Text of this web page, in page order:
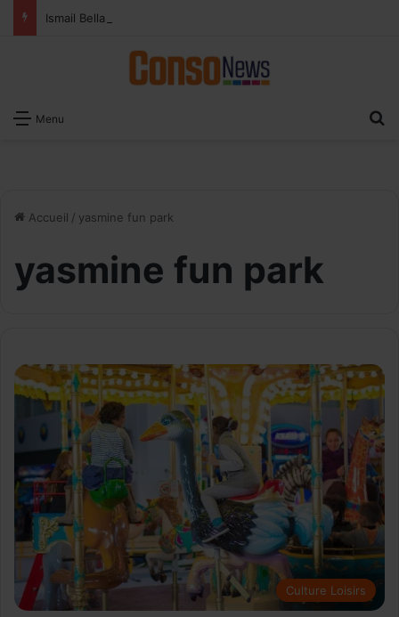
Menu
Accueil / yasmine fun park
yasmine fun park
Culture Loisirs